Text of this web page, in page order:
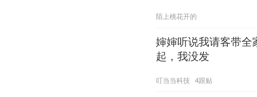
陌上桃花开的
婶婶听说我请客带全
起，我没发
叮当当科技 4跟贴